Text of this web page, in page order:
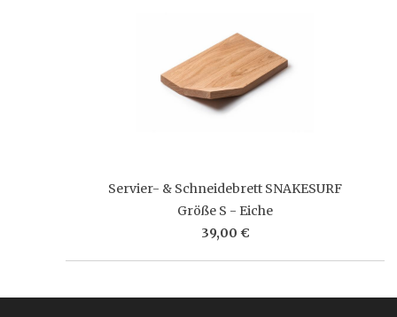
Servier- & Schneidebrett SNAKESURF
Größe S - Eiche
39,00 €